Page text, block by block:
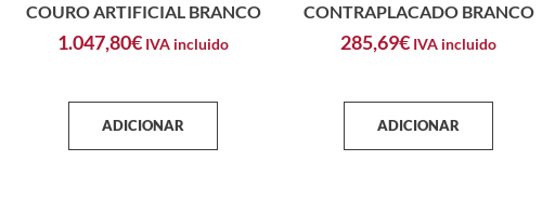
COURO ARTIFICIAL BRANCO
1.047,80€ IVA incluido
ADICIONAR
CONTRAPLACADO BRANCO
285,69€ IVA incluido
ADICIONAR